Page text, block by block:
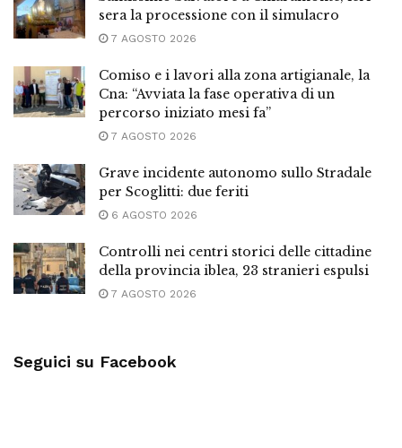
sera la processione con il simulacro
7 AGOSTO 2026
Comiso e i lavori alla zona artigianale, la
Cna: “Avviata la fase operativa di un
percorso iniziato mesi fa”
7 AGOSTO 2026
Grave incidente autonomo sullo Stradale
per Scoglitti: due feriti
6 AGOSTO 2026
Controlli nei centri storici delle cittadine
della provincia iblea, 23 stranieri espulsi
7 AGOSTO 2026
Seguici su Facebook